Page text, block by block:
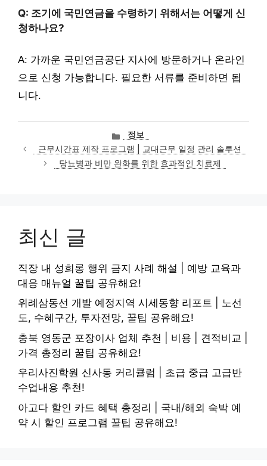
Q: 조기에 국민연금을 수령하기 위해서는 어떻게 신
청하나요?
A: 가까운 국민연금공단 지사에 방문하거나 온라인
으로 신청 가능합니다. 필요한 서류를 준비하면 됩
니다.
카
테
고
리
정보
근무시간표 제작 프로그램 | 교대근무 일정 관리 솔루션
당뇨병과 비만 완화를 위한 효과적인 치료제
최신 글
직장 내 성희롱 행위 금지 사례 해설 | 예방 교육과
대응 매뉴얼 꿀팁 공유해요!
위례삼동선 개발 예정지역 시세동향 리포트 | 노선
도, 수혜구간, 투자전망, 꿀팁 공유해요!
충북 영동군 포장이사 업체 추천 | 비용 | 견적비교 |
가격 총정리 꿀팁 공유해요!
우리사진학원 신사동 커리큘럼 | 초급 중급 고급반
수업내용 추천!
아고다 할인 카드 혜택 총정리 | 국내/해외 숙박 예
약 시 할인 프로그램 꿀팁 공유해요!